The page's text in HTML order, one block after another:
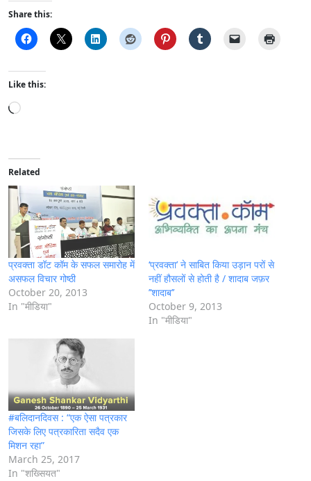
Share this:
Like this:
L
d
i
n
g
…
Related
प्रवक्ता डॉट कॉम के सफल समारोह में
असफल विचार गोष्ठी
October 20, 2013
In "मीडिया"
‘प्रवक्‍ता’ ने साबित किया उड़ान परों से
नहीं हौसलों से होती है / शादाब जफ़र
’’शादाब’’
October 9, 2013
In "मीडिया"
#बलिदानदिवस : “एक ऐसा पत्रकार
जिसके लिए पत्रकारिता सदैव एक
मिशन रहा”
March 25, 2017
In "शख्सियत"